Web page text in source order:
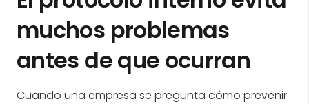
muchos problemas
antes de que ocurran
Cuando una empresa se pregunta cómo prevenir